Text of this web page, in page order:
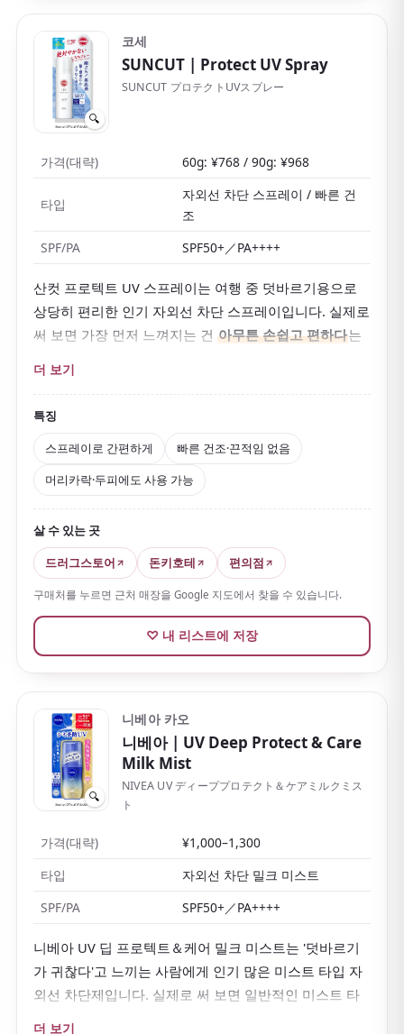
🔍
코세
SUNCUT | Protect UV Spray
SUNCUT プロテクトUVスプレー
가격(대략) 60g: ¥768 / 90g: ¥968
타입
자외선 차단 스프레이 / 빠른 건
조
SPF/PA
SPF50+／PA++++
산컷 프로텍트 UV 스프레이는 여행 중 덧바르기용으로
상당히 편리한 인기 자외선 차단 스프레이입니다. 실제로
써 보면 가장 먼저 느껴지는 건 아무튼 손쉽고 편하다는
스프레이 타입이라손을 더럽히지 않고 쓸 수 있어외출
중에도 빠르게 자외선 차단을 덧바를 수 있어 편리합니
다. SPF50+／PA++++로 덧바르기용으로도 상당히 탄탄하
게 차단해요.
게다가 빠르게 마르는 타입이라 끈적임이 적고, 머리카락
·두피·목 뒤처럼 바르기 어려운 부위에도 쓰기 좋은 점이
매력입니다. 또한 메이크업 위에도 쓸 수 있어 일본 여행
의 긴 관광과도 잘 맞아요.
더 보기
특징
스프레이로 간편하게
빠른 건조·끈적임 없음
머리카락·두피에도 사용 가능
살 수 있는 곳
드러그스토어
돈키호테 편의점
구매처를 누르면 근처 매장을 Google 지도에서 찾을 수 있습니다.
♡ 내 리스트에 저장
🔍
니베아 카오
니베아| UV Deep Protect & Care
Milk Mist
NIVEA UV ディーププロテクト＆ケアミルクミス
ト
가격(대략)
¥1,000–1,300
타입
자외선 차단 밀크 미스트
SPF/PA
SPF50+／PA++++
니베아 UV 딥 프로텍트＆케어 밀크 미스트는 '덧바르기
가 귀찮다'고 느끼는 사람에게 인기 많은 미스트 타입 자
외선 차단제입니다. 실제로 써 보면 일반적인 미스트 타
더 보기